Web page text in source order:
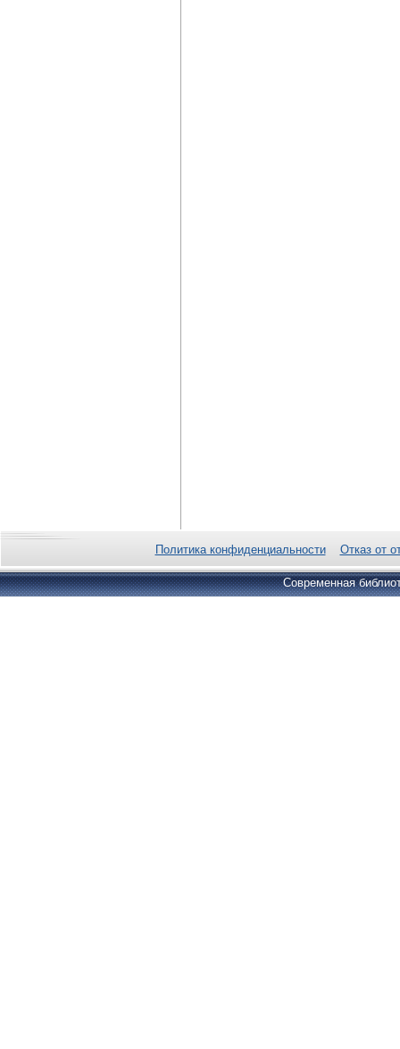
Политика конфиденциальности Отказ от
Современная